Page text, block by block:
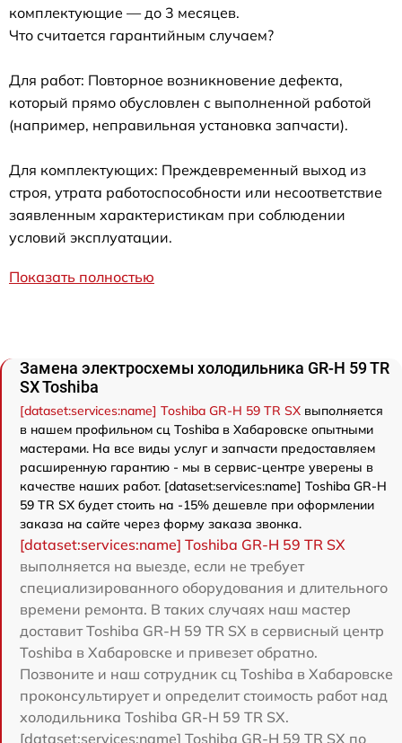
комплектующие — до 3 месяцев.
Что считается гарантийным случаем?
Для работ: Повторное возникновение дефекта,
который прямо обусловлен с выполненной работой
(например, неправильная установка запчасти).
Для комплектующих: Преждевременный выход из
строя, утрата работоспособности или несоответствие
заявленным характеристикам при соблюдении
условий эксплуатации.
Показать полностью
Замена электросхемы холодильника GR-H 59 TR
SX Toshiba
[dataset:services:name] Toshiba GR-H 59 TR SX выполняется
в нашем профильном сц Toshiba в Хабаровске опытными
мастерами. На все виды услуг и запчасти предоставляем
расширенную гарантию - мы в сервис-центре уверены в
качестве наших работ. [dataset:services:name] Toshiba GR-H
59 TR SX будет стоить на -15% дешевле при оформлении
заказа на сайте через форму заказа звонка.
[dataset:services:name] Toshiba GR-H 59 TR SX
выполняется на выезде, если не требует
специализированного оборудования и длительного
времени ремонта. В таких случаях наш мастер
доставит Toshiba GR-H 59 TR SX в сервисный центр
Toshiba в Хабаровске и привезет обратно.
Позвоните и наш сотрудник сц Toshiba в Хабаровске
проконсультирует и определит стоимость работ над
холодильника Toshiba GR-H 59 TR SX.
[dataset:services:name] Toshiba GR-H 59 TR SX по